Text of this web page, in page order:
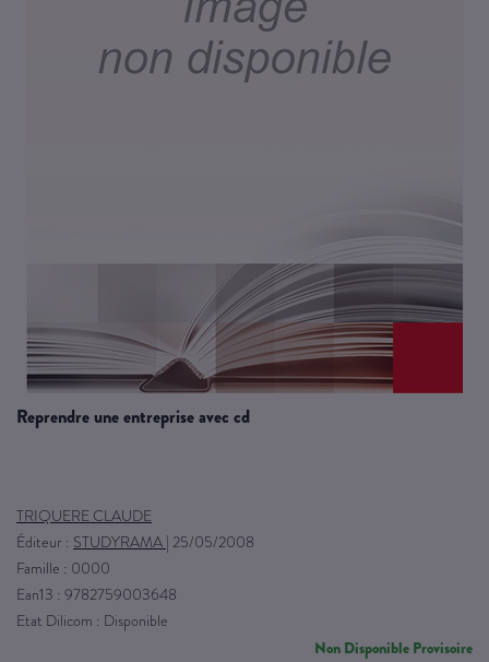
reprendre une entreprise avec cd
TRIQUERE CLAUDE
Éditeur : STUDYRAMA | 25/05/2008
Famille : 0000
Ean13 : 9782759003648
Etat Dilicom : Disponible
Non Disponible Provisoire